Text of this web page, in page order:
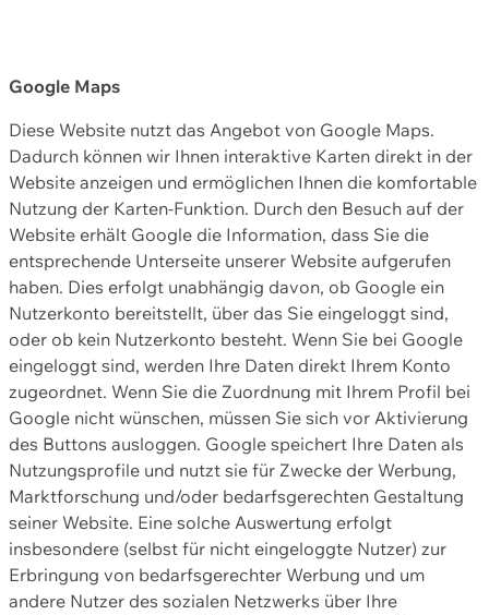
Google Maps
Diese Website nutzt das Angebot von Google Maps.
Dadurch können wir Ihnen interaktive Karten direkt in der
Website anzeigen und ermöglichen Ihnen die komfortable
Nutzung der Karten-Funktion. Durch den Besuch auf der
Website erhält Google die Information, dass Sie die
entsprechende Unterseite unserer Website aufgerufen
haben. Dies erfolgt unabhängig davon, ob Google ein
Nutzerkonto bereitstellt, über das Sie eingeloggt sind,
oder ob kein Nutzerkonto besteht. Wenn Sie bei Google
eingeloggt sind, werden Ihre Daten direkt Ihrem Konto
zugeordnet. Wenn Sie die Zuordnung mit Ihrem Profil bei
Google nicht wünschen, müssen Sie sich vor Aktivierung
des Buttons ausloggen. Google speichert Ihre Daten als
Nutzungsprofile und nutzt sie für Zwecke der Werbung,
Marktforschung und/oder bedarfsgerechten Gestaltung
seiner Website. Eine solche Auswertung erfolgt
insbesondere (selbst für nicht eingeloggte Nutzer) zur
Erbringung von bedarfsgerechter Werbung und um
andere Nutzer des sozialen Netzwerks über Ihre